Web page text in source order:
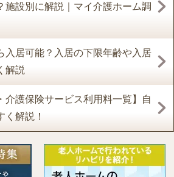
施設別に解説｜マイ介護ホーム調
入居可能？入居の下限年齢や入居
解説
介護保険サービス利用料一覧】自
く解説！